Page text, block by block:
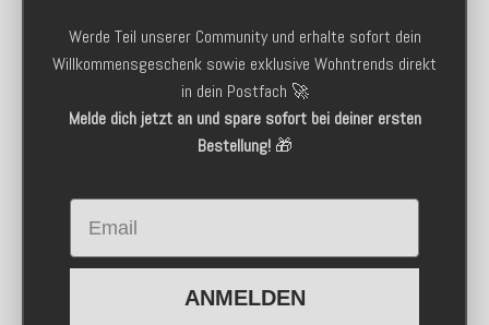
Werde Teil unserer Community und erhalte sofort dein
Willkommensgeschenk sowie exklusive Wohntrends direkt
in dein Postfach 🚀
Melde dich jetzt an und spare sofort bei deiner ersten
Bestellung!🎁
Email
ANMELDEN